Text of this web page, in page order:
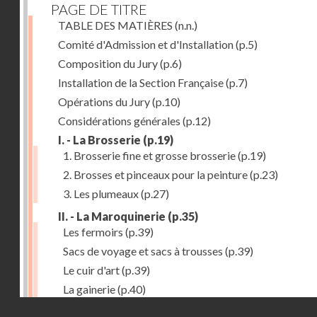
PAGE DE TITRE
TABLE DES MATIÈRES (n.n.)
Comité d'Admission et d'Installation(p.5)
Composition du Jury(p.6)
Installation de la Section Française(p.7)
Opérations du Jury(p.10)
Considérations générales (p.12)
I. - La Brosserie (p.19)
1. Brosserie fine et grosse brosserie(p.19)
2. Brosses et pinceaux pour la peinture(p.23)
3. Les plumeaux(p.27)
II. - La Maroquinerie (p.35)
Les fermoirs (p.39)
Sacs de voyage et sacs à trousses (p.39)
Le cuir d'art(p.39)
La gainerie(p.40)